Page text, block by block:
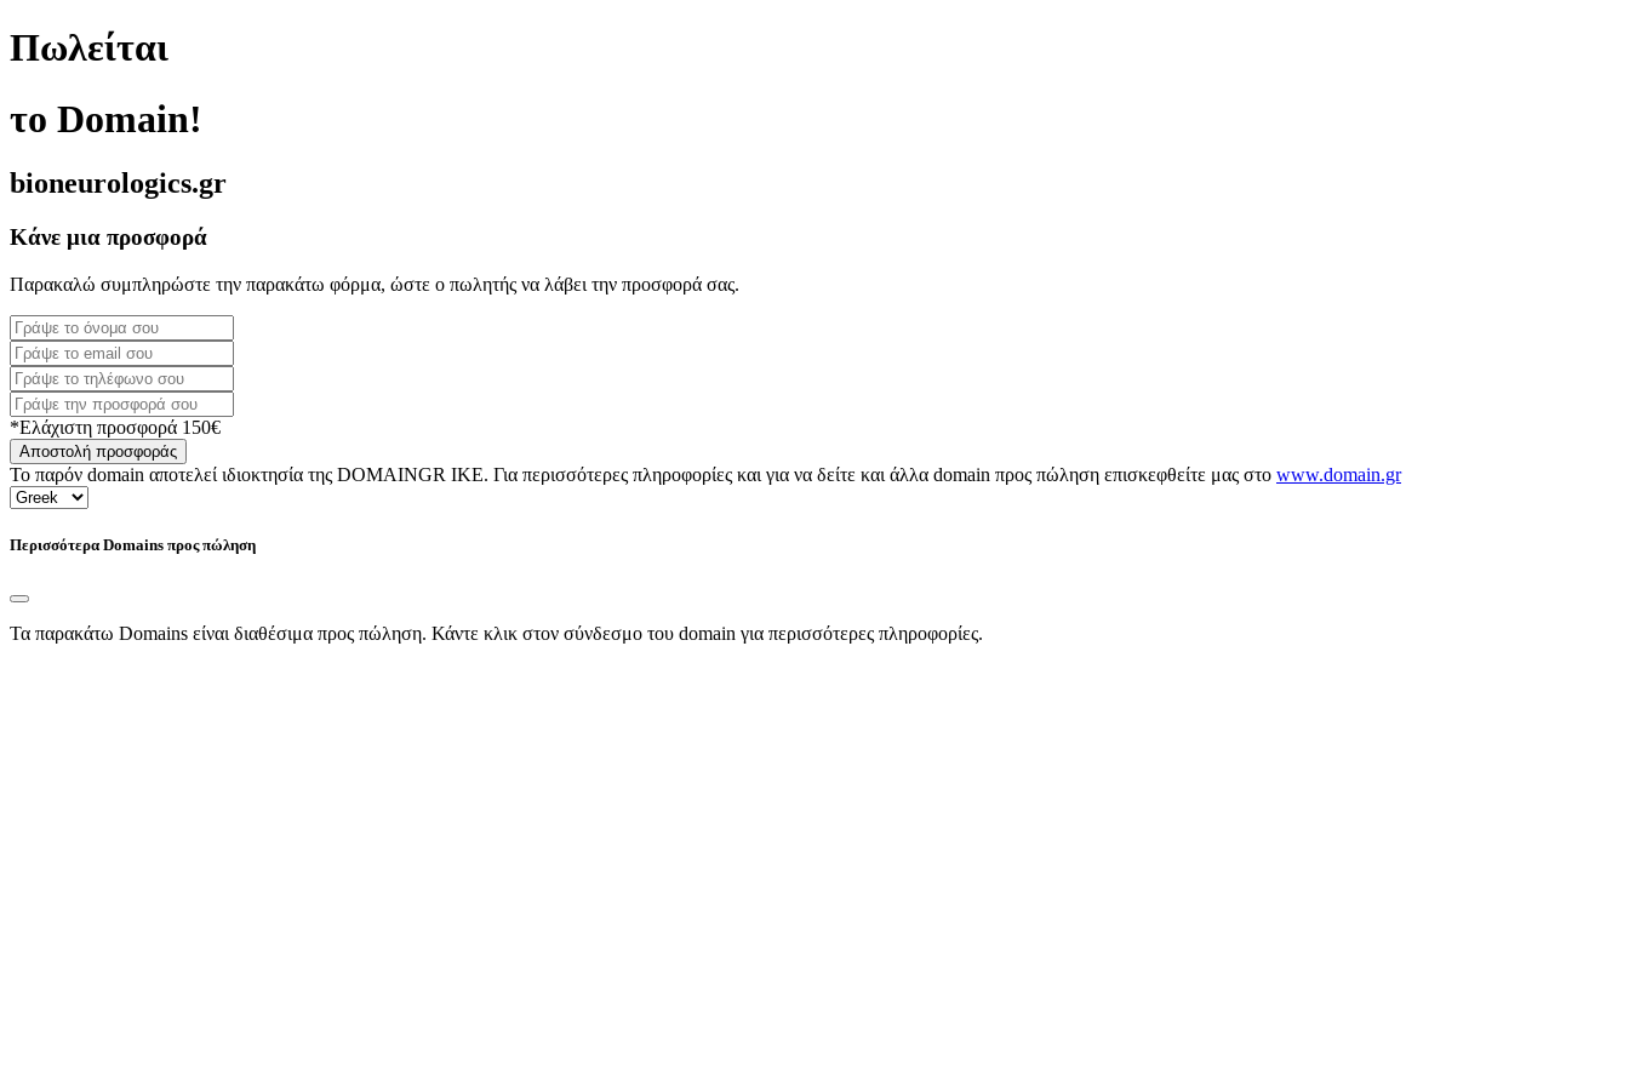
Πωλείται
το Domain!
bioneurologics.gr
Κάνε μια προσφορά
Παρακαλώ συμπληρώστε την παρακάτω φόρμα, ώστε ο πωλητής να λάβει την προσφορά σας.
*Ελάχιστη προσφορά 150€
Αποστολή προσφοράς
Το παρόν domain αποτελεί ιδιοκτησία της DOMAINGR ΙΚΕ. Για περισσότερες πληροφορίες και για να δείτε και άλλα domain προς πώληση επισκεφθείτε μας στο www.domain.gr
Περισσότερα Domains προς πώληση
Τα παρακάτω Domains είναι διαθέσιμα προς πώληση. Κάντε κλικ στον σύνδεσμο του domain για περισσότερες πληροφορίες.